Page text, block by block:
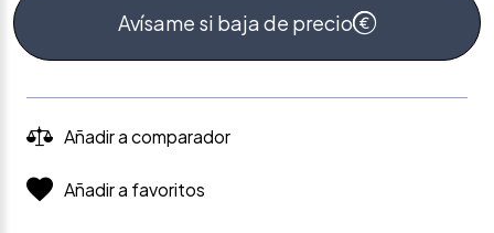
Avísame si baja de precio
Añadir a comparador
Añadir a favoritos